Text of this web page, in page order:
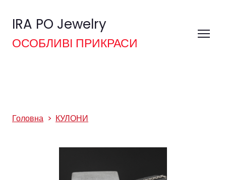
IRA PO Jewelry
ОСОБЛИВІ ПРИКРАСИ
Головна КУЛОНИ